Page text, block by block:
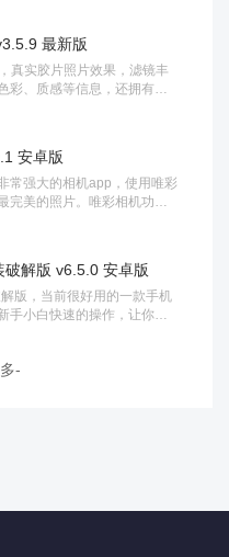
最新版
真实胶片照片效果，滤镜丰
彩、质感等信息，还拥有便
安卓版
常强大的相机app，使用唯彩
完美的照片。唯彩相机功能
解版 v6.5.0 安卓版
版，当前很好用的一款手机
手小白快速的操作，让你们
-